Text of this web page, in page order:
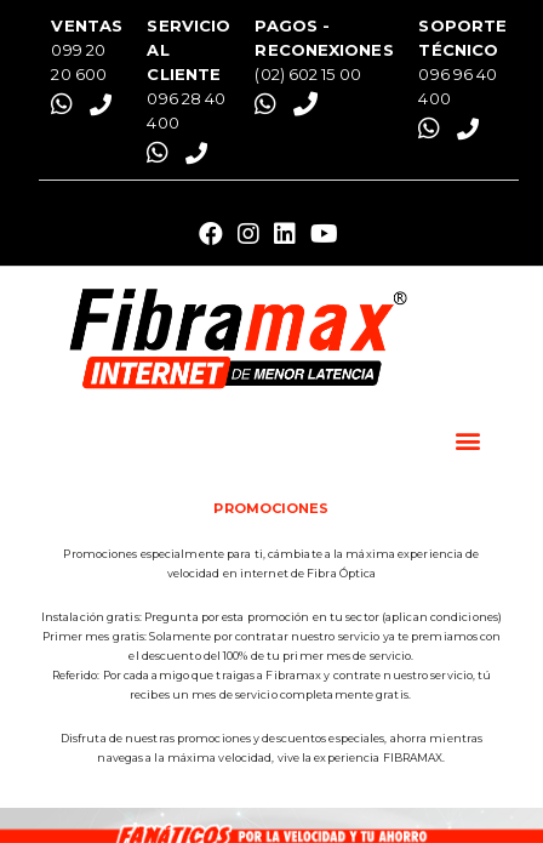
VENTAS
099 20
20 600
SERVICIO
AL
CLIENTE
096 28 40
400
PAGOS -
RECONEXIONES
(02) 602 15 00
SOPORTE
TÉCNICO
096 96 40
400
PROMOCIONES
Promociones especialmente para ti, cámbiate a la máxima experiencia de
velocidad en internet de Fibra Óptica
Instalación gratis: Pregunta por esta promoción en tu sector (aplican condiciones)
Primer mes gratis: Solamente por contratar nuestro servicio ya te premiamos con
el descuento del 100% de tu primer mes de servicio.
Referido: Por cada amigo que traigas a Fibramax y contrate nuestro servicio, tú
recibes un mes de servicio completamente gratis.
Disfruta de nuestras promociones y descuentos especiales, ahorra mientras
navegas a la máxima velocidad, vive la experiencia FIBRAMAX.